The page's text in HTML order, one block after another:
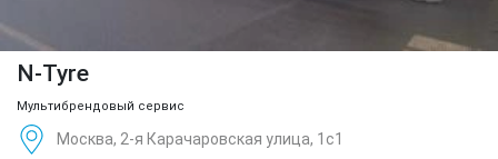
N-Tyre
Мультибрендовый сервис
Москва, 2-я Карачаровская улица, 1с1